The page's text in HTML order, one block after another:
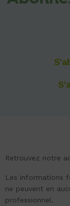
Retrouvez notre
Les informations
ne peuvent en
professionnel.